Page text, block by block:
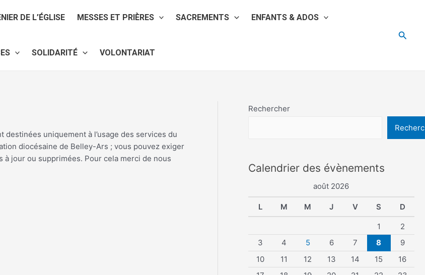
DE L’ÉGLISE MESSES ET PRIÈRES SACREMENTS ENFANTS & ADOS
SOLIDARITÉ VOLONTARIAT
uniquement à l’usage des services du
diocésaine de Belley-Ars ; vous pouvez exiger
jour ou supprimées. Pour cela merci de nous
Rechercher
Calendrier des évènements
août 2026
L M M J V S D
1
2
3
4 5 6 7 8
9
10
11 12 13 14 15
16